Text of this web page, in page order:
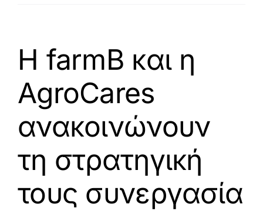
AQUASOL
στη
Βαρκελώνη
Η farmB και η
AgroCares
ανακοινώνουν
τη στρατηγική
τους συνεργασία